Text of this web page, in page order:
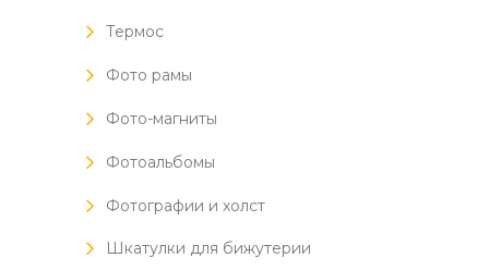
Термос
Фото рамы
Фото-магниты
Фотоальбомы
Фотографии и холст
Шкатулки для бижутерии